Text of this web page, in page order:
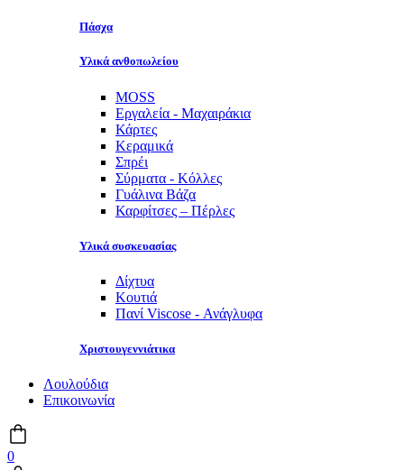
Πάσχα
Υλικά ανθοπωλείου
MOSS
Εργαλεία - Μαχαιράκια
Κάρτες
Κεραμικά
Σπρέι
Σύρματα - Κόλλες
Γυάλινα Βάζα
Καρφίτσες – Πέρλες
Υλικά συσκευασίας
Δίχτυα
Κουτιά
Πανί Viscose - Ανάγλυφα
Χριστουγεννιάτικα
Λουλούδια
Επικοινωνία
0